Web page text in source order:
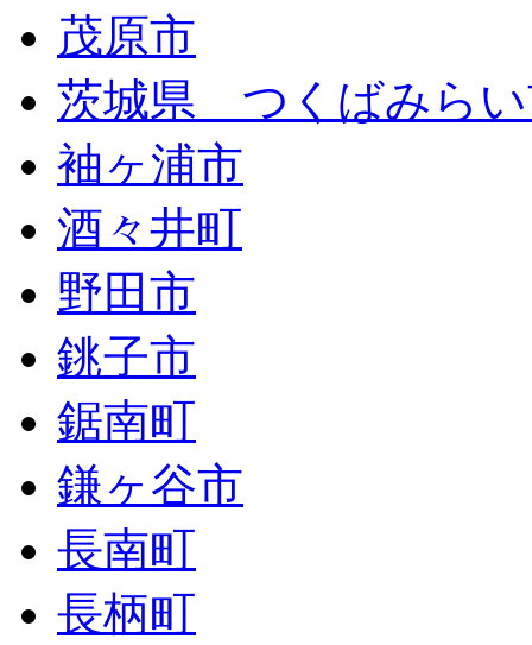
茂原市
茨城県 つくばみら
袖ヶ浦市
酒々井町
野田市
銚子市
鋸南町
鎌ヶ谷市
長南町
長柄町